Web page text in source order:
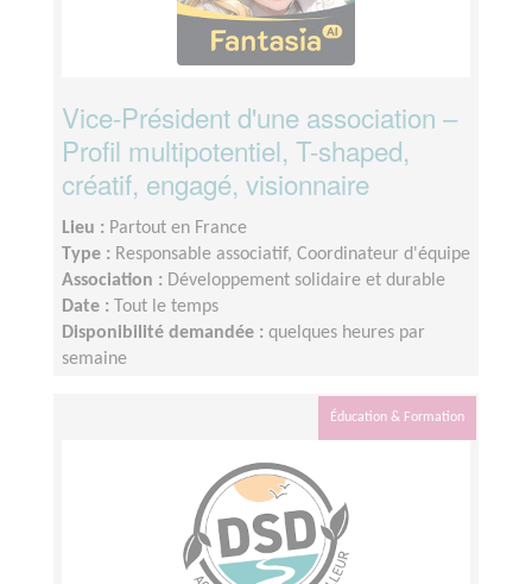
Vice-Président d'une association –
Profil multipotentiel, T-shaped,
créatif, engagé, visionnaire
Lieu : Partout en France
Type : Responsable associatif, Coordinateur d'équipe
Association : Développement solidaire et durable
Date :
Tout le temps
Disponibilité demandée : quelques heures par
semaine
Éducation & Formation